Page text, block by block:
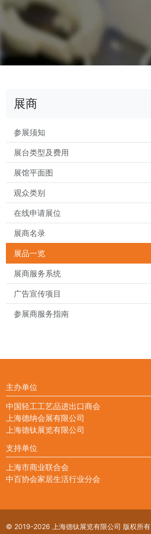
展商
参展须知
展台类型及费用
展馆平面图
观众类别
在线申请展位
展商名录
展品一览
展商服务系统
广告宣传项目
参展商服务指南
主办单位
中国轻工工艺品进出口商会
上海德纳会展有限公司
上海德钛展览有限公司
支持单位
上海市商业联合会
中百协会家居生活行业分会
© 2019-2026 上海德钛展览有限公司 版权所有